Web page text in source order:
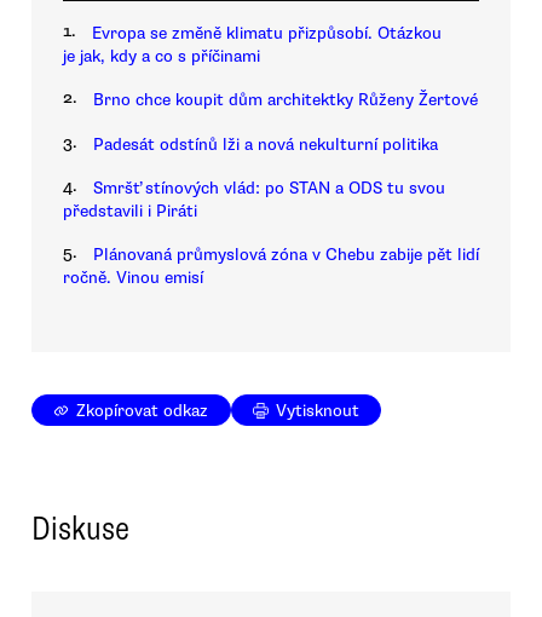
1.
Evropa se změně klimatu přizpůsobí. Otázkou
je jak, kdy a co s příčinami
2. Brno chce koupit dům architektky Růženy Žertové
3. Padesát odstínů lži a nová nekulturní politika
4.
Smršť stínových vlád: po STAN a ODS tu svou
představili i Piráti
5.
Plánovaná průmyslová zóna v Chebu zabije pět lidí
ročně. Vinou emisí
Zkopírovat odkaz Vytisknout
Diskuse